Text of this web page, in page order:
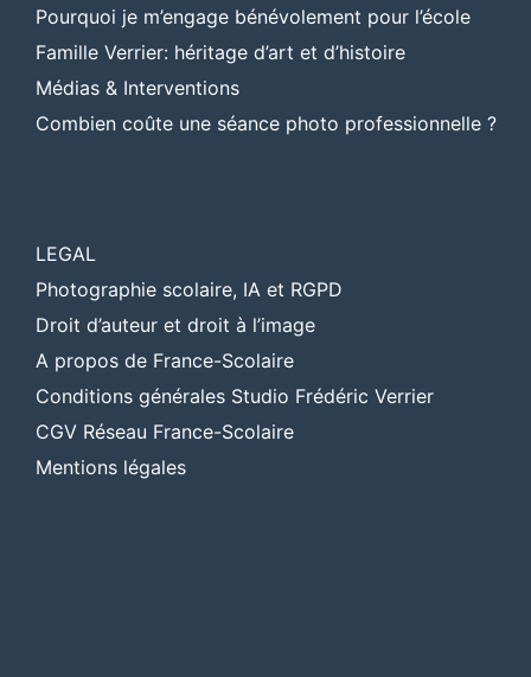
Pourquoi je m’engage bénévolement pour l’école
Famille Verrier: héritage d’art et d’histoire
Médias & Interventions
Combien coûte une séance photo professionnelle ?
LEGAL
Photographie scolaire, IA et RGPD
Droit d’auteur et droit à l’image
A propos de France-Scolaire
Conditions générales Studio Frédéric Verrier
CGV Réseau France-Scolaire
Mentions légales